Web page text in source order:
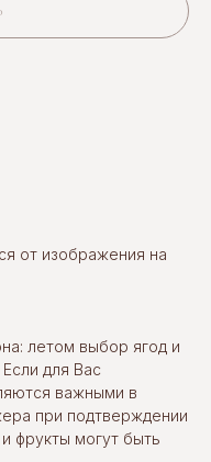
от изображения на
летом выбор ягод и
для Вас
важными в
при подтверждении
фрукты могут быть